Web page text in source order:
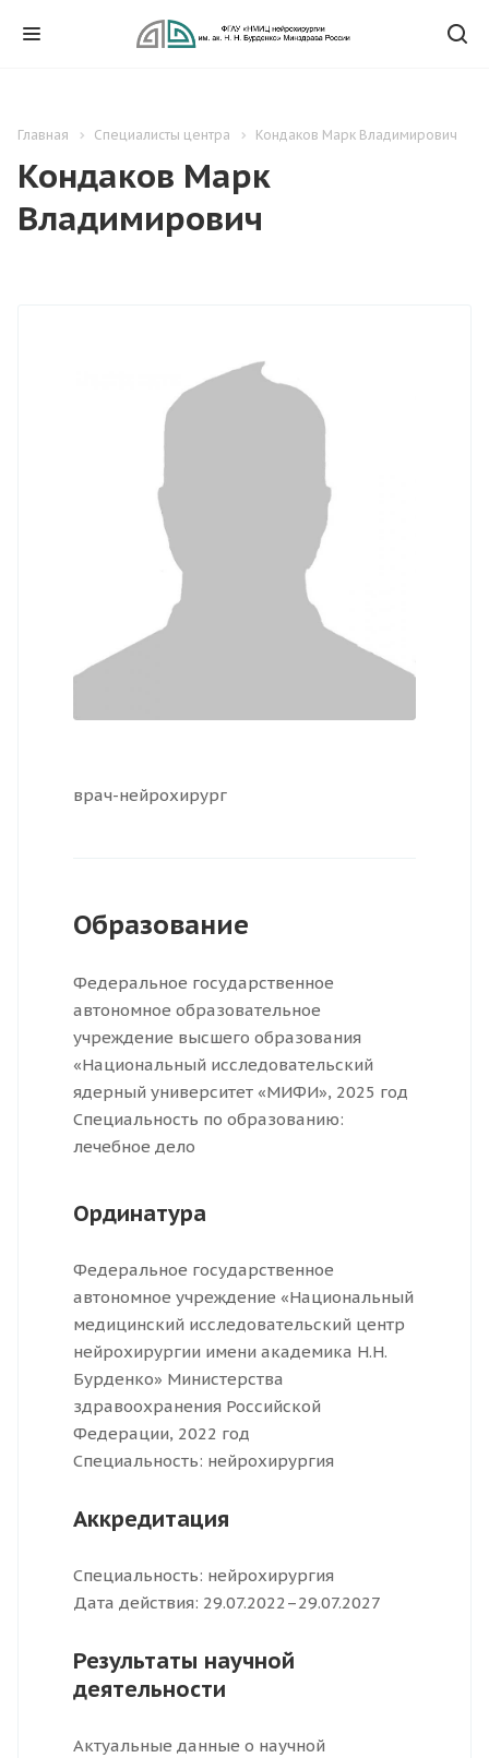
Главная Специалисты центра Кондаков Марк Владимирович
Кондаков Марк
Владимирович
врач-нейрохирург
Образование
Федеральное государственное
автономное образовательное
учреждение высшего образования
«Национальный исследовательский
ядерный университет «МИФИ», 2025 год
Специальность по образованию:
лечебное дело
Ординатура
Федеральное государственное
автономное учреждение «Национальный
медицинский исследовательский центр
нейрохирургии имени академика Н.Н.
Бурденко» Министерства
здравоохранения Российской
Федерации, 2022 год
Специальность: нейрохирургия
Аккредитация
Специальность: нейрохирургия
Дата действия: 29.07.2022–29.07.2027
Результаты научной
деятельности
Актуальные данные о научной